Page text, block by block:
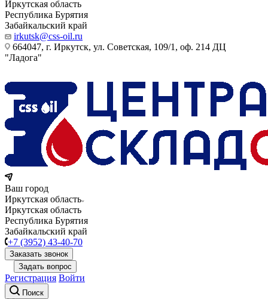
Иркутская область
Республика Бурятия
Забайкальский край
irkutsk@css-oil.ru
664047, г. Иркутск, ул. Советская, 109/1, оф. 214 ДЦ
"Ладога"
Ваш город
Иркутская область
Иркутская область
Республика Бурятия
Забайкальский край
+7 (3952) 43-40-70
Заказать звонок
Задать вопрос
Регистрация Войти
Поиск